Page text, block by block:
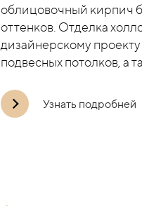
облицовочный кирпич
оттенков. Отделка
дизайнерскому
подвесных потолков, а
Узнать подробней